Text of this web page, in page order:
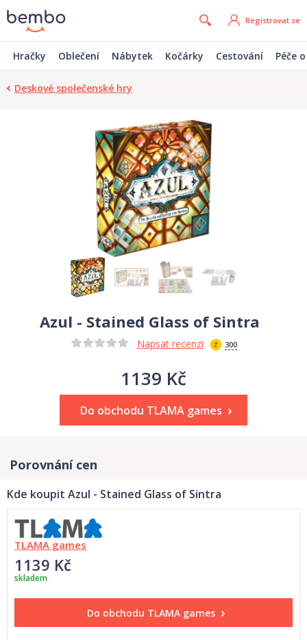
Registrovat se
Hračky Oblečení Nábytek Kočárky Cestování Péče
Deskové společenské hry
Azul - Stained Glass of Sintra
Napsat recenzi 300
1139 Kč
Do obchodu TLAMA games
Porovnání cen
Kde koupit Azul - Stained Glass of Sintra
TLAMA games
1139 Kč
skladem
Do obchodu TLAMA games